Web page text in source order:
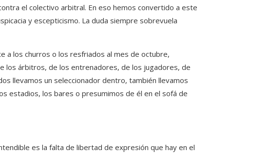
el colectivo arbitral. En eso hemos convertido a este
y escepticismo. La duda siempre sobrevuela
a los churros o los resfriados al mes de octubre,
los árbitros, de los entrenadores, de los jugadores, de
llevamos un seleccionador dentro, también llevamos
estadios, los bares o presumimos de él en el sofá de
es la falta de libertad de expresión que hay en el